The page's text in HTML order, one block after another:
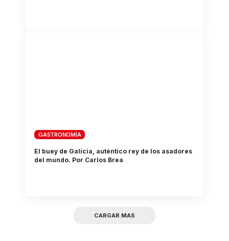
GASTRONOMÍA
El buey de Galicia, auténtico rey de los asadores
del mundo. Por Carlos Brea
CARGAR MAS